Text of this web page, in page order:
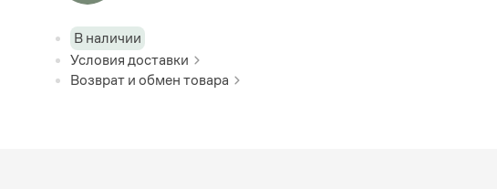
В наличии
Условия доставки
Возврат и обмен товара